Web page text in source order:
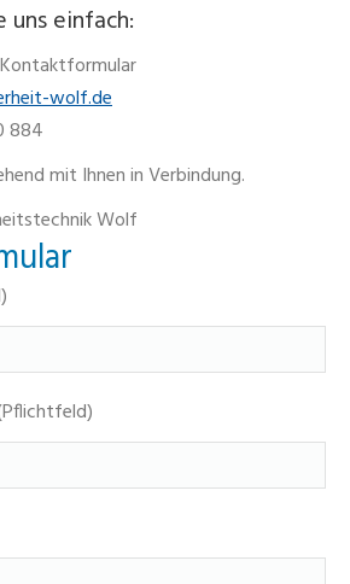
uns einfach:
wolf.de
884
mit Ihnen in Verbindung.
Wolf